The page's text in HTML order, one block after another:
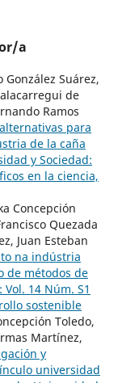
a
Suárez,
de
Ramos
para
de la caña
y Sociedad:
en la ciencia,
Concepción
Quezada
Juan Esteban
na indústria
de métodos de
14 Núm. S1
sostenible
Toledo,
Martínez,
y
universidad